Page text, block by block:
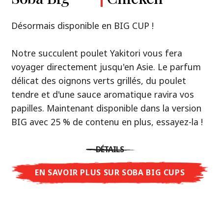
Trois univers de saveurs, un seul objectif : le
vrai ramen de niveau restaurant – sans le
restaurant.
Avec Nissin Ramen Premium, découvrez le
plaisir du ramen japonais comme jamais
Yuzu, épicé et relevé avec Spicy Miso, ou
crémeux et gourmand avec Tonkotsu. Le goût
authentique du restaurant – à savourer chez
Désormais disponible en BIG CUP !
Notre succulent poulet Yakitori vous fera
voyager directement jusqu'en Asie. Le parfum
délicat des oignons verts grillés, du poulet
tendre et d'une sauce aromatique ravira vos
papilles. Maintenant disponible dans la version
BIG avec 25 % de contenu en plus, essayez-la !
DÉTAILS
EN SAVOIR PLUS SUR SOBA BIG CUPS
Notre recommandation: découvrez le goût de
Ramen !
Une soupe ramen qui, comme la cuisine
thaïlandaise elle-même, est synonyme
d'équilibre parfait et d'harmonie gustative.
La saveur de poulet caramélisé combinée aux
expérience gustative asiatique authentique.
DÉTAILS